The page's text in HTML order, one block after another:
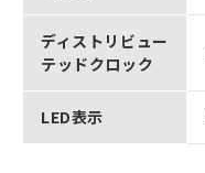
ディストリビュー
テッドクロック
LED表示